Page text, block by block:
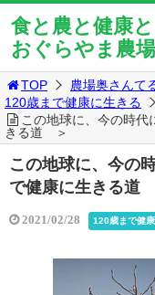
食と農と健康
おぐらやま農
TOP
農場奥さんて
120歳まで健康に生きる
この地球に、今の時代
きる道 ＞
この地球に、今の
で健康に生きる道
2021/02/28 120歳まで健